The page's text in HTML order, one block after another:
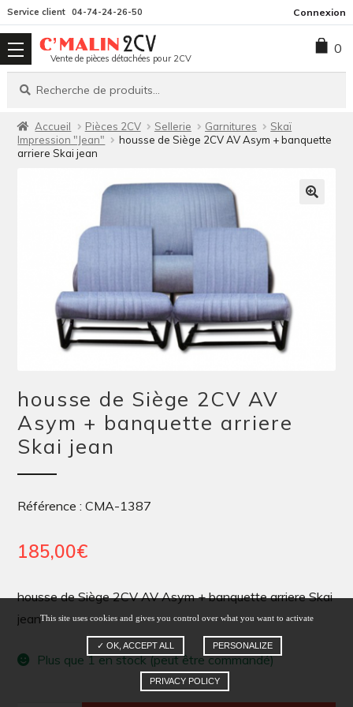
la
navigation
contenu
Service client 04-74-24-26-50 Connexion
Vente de pièces détachées pour 2CV
Recherche
Recherche
0
Accueil Pièces 2CV Sellerie Garnitures
Skaï
Impression "Jean"
housse de Siège 2CV AV Asym + banquette
arriere Skai jean
housse de Siège 2CV AV
Asym + banquette arriere
Skai jean
Référence : CMA-1387
185,00€
housse de Siège 2CV AV Asym + banquette arriere Skai
jean
Plus que 1 en stock (peut être commandé)
This site uses cookies and gives you control over what you want to activate
✓ OK, ACCEPT ALL PERSONALIZE
PRIVACY POLICY